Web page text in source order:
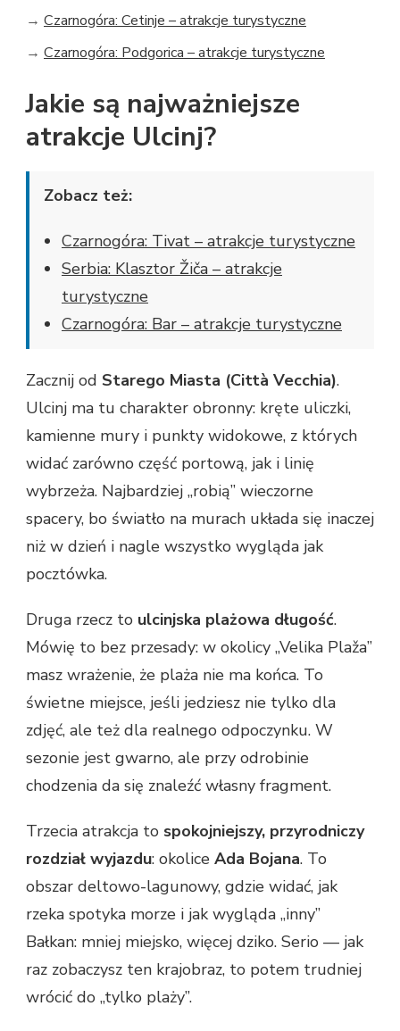
→ Czarnogóra: Cetinje – atrakcje turystyczne
→ Czarnogóra: Podgorica – atrakcje turystyczne
Jakie są najważniejsze
atrakcje Ulcinj?
Zobacz też:
Czarnogóra: Tivat – atrakcje turystyczne
Serbia: Klasztor Žiča – atrakcje
turystyczne
Czarnogóra: Bar – atrakcje turystyczne
Zacznij od Starego Miasta (Città Vecchia).
Ulcinj ma tu charakter obronny: kręte uliczki,
kamienne mury i punkty widokowe, z których
widać zarówno część portową, jak i linię
wybrzeża. Najbardziej „robią” wieczorne
spacery, bo światło na murach układa się inaczej
niż w dzień i nagle wszystko wygląda jak
pocztówka.
Druga rzecz to ulcinjska plażowa długość.
Mówię to bez przesady: w okolicy „Velika Plaža”
masz wrażenie, że plaża nie ma końca. To
świetne miejsce, jeśli jedziesz nie tylko dla
zdjęć, ale też dla realnego odpoczynku. W
sezonie jest gwarno, ale przy odrobinie
chodzenia da się znaleźć własny fragment.
Trzecia atrakcja to spokojniejszy, przyrodniczy
rozdział wyjazdu: okolice Ada Bojana. To
obszar deltowo-lagunowy, gdzie widać, jak
rzeka spotyka morze i jak wygląda „inny”
Bałkan: mniej miejsko, więcej dziko. Serio — jak
raz zobaczysz ten krajobraz, to potem trudniej
wrócić do „tylko plaży”.